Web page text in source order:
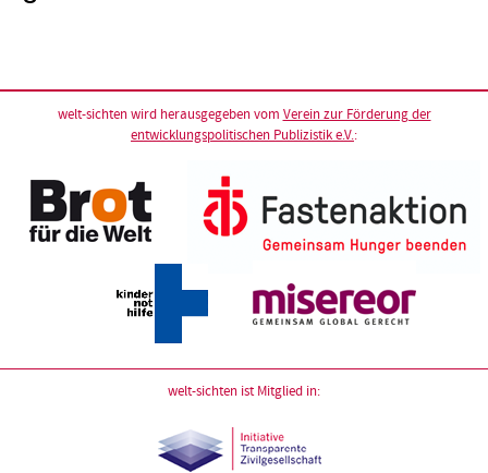
welt-sichten wird herausgegeben vom Verein zur Förderung der
entwicklungspolitischen Publizistik e.V.:
welt-sichten ist Mitglied in: